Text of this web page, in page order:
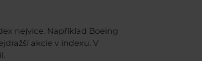
nejvíce. Například Boeing
akcie v indexu. V